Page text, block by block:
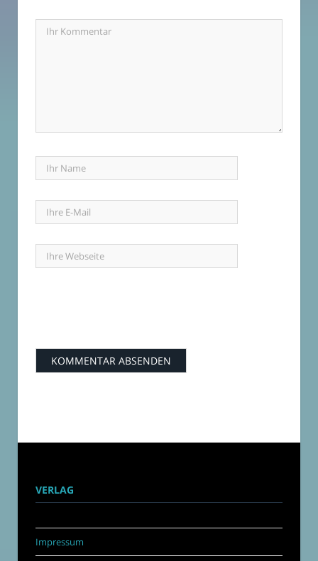
VERLAG
Impressum